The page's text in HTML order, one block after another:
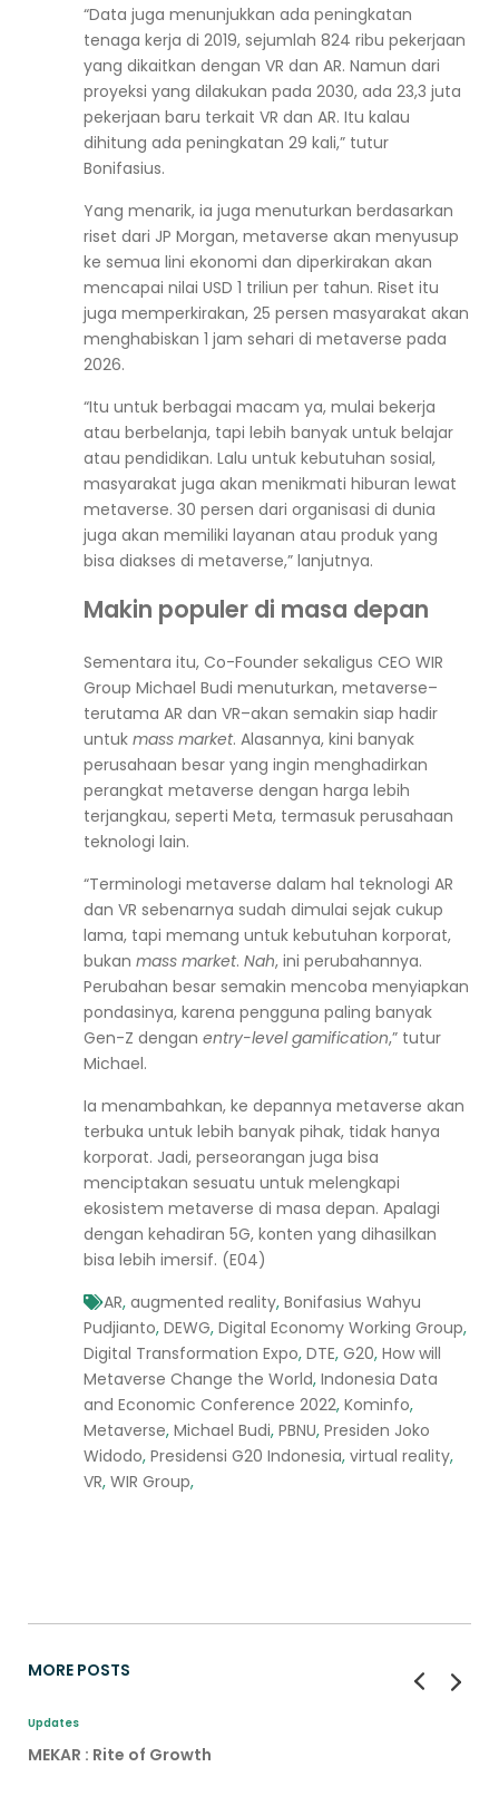
“Data juga menunjukkan ada peningkatan
tenaga kerja di 2019, sejumlah 824 ribu pekerjaan
yang dikaitkan dengan VR dan AR. Namun dari
proyeksi yang dilakukan pada 2030, ada 23,3 juta
pekerjaan baru terkait VR dan AR. Itu kalau
dihitung ada peningkatan 29 kali,” tutur
Bonifasius.
Yang menarik, ia juga menuturkan berdasarkan
riset dari JP Morgan, metaverse akan menyusup
ke semua lini ekonomi dan diperkirakan akan
mencapai nilai USD 1 triliun per tahun. Riset itu
juga memperkirakan, 25 persen masyarakat akan
menghabiskan 1 jam sehari di metaverse pada
2026.
“Itu untuk berbagai macam ya, mulai bekerja
atau berbelanja, tapi lebih banyak untuk belajar
atau pendidikan. Lalu untuk kebutuhan sosial,
masyarakat juga akan menikmati hiburan lewat
metaverse. 30 persen dari organisasi di dunia
juga akan memiliki layanan atau produk yang
bisa diakses di metaverse,” lanjutnya.
Makin populer di masa depan
Sementara itu, Co-Founder sekaligus CEO WIR
Group Michael Budi menuturkan, metaverse–
terutama AR dan VR–akan semakin siap hadir
untuk mass market. Alasannya, kini banyak
perusahaan besar yang ingin menghadirkan
perangkat metaverse dengan harga lebih
terjangkau, seperti Meta, termasuk perusahaan
teknologi lain.
“Terminologi metaverse dalam hal teknologi AR
dan VR sebenarnya sudah dimulai sejak cukup
lama, tapi memang untuk kebutuhan korporat,
bukan mass market. Nah, ini perubahannya.
Perubahan besar semakin mencoba menyiapkan
pondasinya, karena pengguna paling banyak
Gen-Z dengan entry-level gamification,” tutur
Michael.
Ia menambahkan, ke depannya metaverse akan
terbuka untuk lebih banyak pihak, tidak hanya
korporat. Jadi, perseorangan juga bisa
menciptakan sesuatu untuk melengkapi
ekosistem metaverse di masa depan. Apalagi
dengan kehadiran 5G, konten yang dihasilkan
bisa lebih imersif. (E04)
AR, augmented reality, Bonifasius Wahyu
Pudjianto, DEWG, Digital Economy Working Group,
Digital Transformation Expo, DTE, G20, How will
Metaverse Change the World, Indonesia Data
and Economic Conference 2022, Kominfo,
Metaverse, Michael Budi, PBNU, Presiden Joko
Widodo, Presidensi G20 Indonesia, virtual reality,
VR, WIR Group,
MORE POSTS
Updates
MEKAR : Rite of Growth